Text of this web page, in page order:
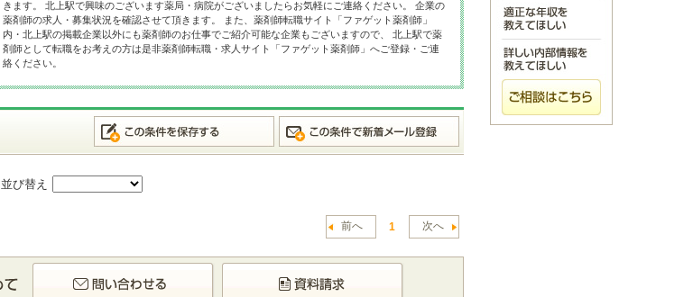
きます。 北上駅で興味のございます薬局・病院がございましたらお気軽にご連絡ください。 企業の
薬剤師の求人・募集状況を確認させて頂きます。 また、薬剤師転職サイト「ファゲット薬剤師」
内・北上駅の掲載企業以外にも薬剤師のお仕事でご紹介可能な企業もございますので、 北上駅で薬
剤師として転職をお考えの方は是非薬剤師転職・求人サイト「ファゲット薬剤師」へご登録・ご連
絡ください。
並び替え
前へ 1 次へ